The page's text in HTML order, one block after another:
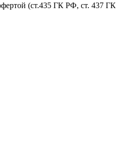
(ст.435 ГК РФ, cт. 437 ГК